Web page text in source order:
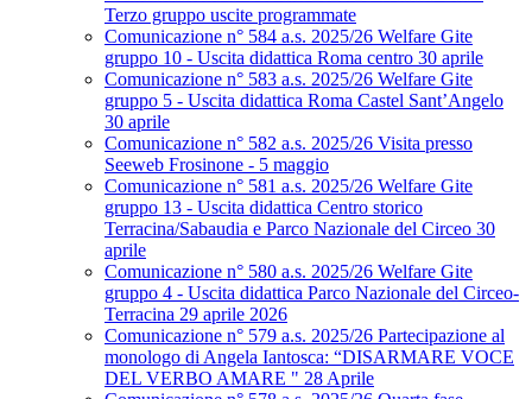
Terzo gruppo uscite programmate
Comunicazione n° 584 a.s. 2025/26 Welfare Gite
gruppo 10 - Uscita didattica Roma centro 30 aprile
Comunicazione n° 583 a.s. 2025/26 Welfare Gite
gruppo 5 - Uscita didattica Roma Castel Sant’Angelo
30 aprile
Comunicazione n° 582 a.s. 2025/26 Visita presso
Seeweb Frosinone - 5 maggio
Comunicazione n° 581 a.s. 2025/26 Welfare Gite
gruppo 13 - Uscita didattica Centro storico
Terracina/Sabaudia e Parco Nazionale del Circeo 30
aprile
Comunicazione n° 580 a.s. 2025/26 Welfare Gite
gruppo 4 - Uscita didattica Parco Nazionale del Circeo-
Terracina 29 aprile 2026
Comunicazione n° 579 a.s. 2025/26 Partecipazione al
monologo di Angela Iantosca: “DISARMARE VOCE
DEL VERBO AMARE " 28 Aprile